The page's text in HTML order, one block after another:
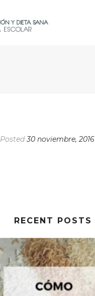
Posted30 noviembre, 2016
RECENT POSTS